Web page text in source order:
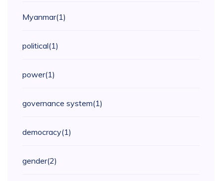
Myanmar(1)
political(1)
power(1)
governance system(1)
democracy(1)
gender(2)